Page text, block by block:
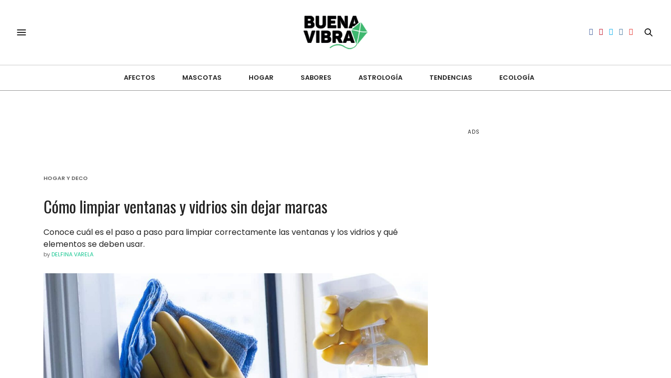
AFECTOS MASCOTAS HOGAR SABORES ASTROLOGÍA TENDENCIAS ECOLOGÍA
HOGAR Y DECO
Cómo limpiar ventanas y vidrios sin dejar marcas
Conoce cuál es el paso a paso para limpiar correctamente las ventanas y los vidrios y qué
elementos se deben usar.
by DELFINA VARELA
ADS